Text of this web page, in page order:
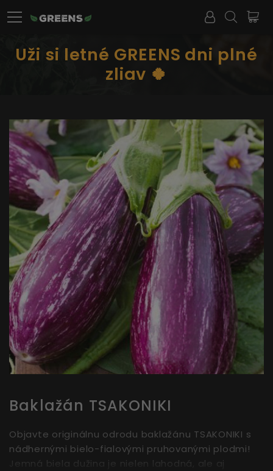
Uži si letné GREENS dni plné
zliav 🍀
Baklažán TSAKONIKI
Objavte originálnu odrodu baklažánu TSAKONIKI s
nádhernými bielo-fialovými pruhovanými plodmi!
Jemná biela dužina je nielen lahodná, ale aj